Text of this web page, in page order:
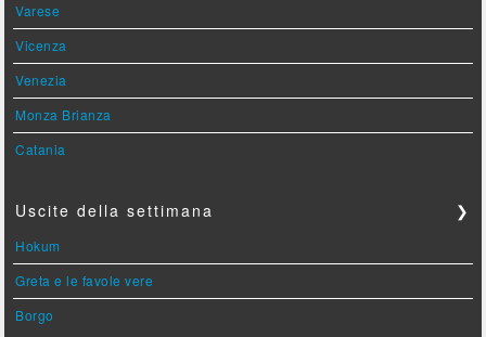
Varese
Vicenza
Venezia
Monza Brianza
Catania
Uscite della settimana ❯
Hokum
Greta e le favole vere
Borgo